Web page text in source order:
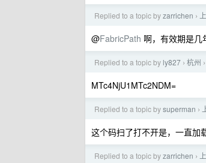
Replied to a topic byzarrichen ›
@FabricPath 啊，有效期是
Replied to a topic by ly827 › 杭州 ›
MTc4NjU1MTc2NDM=
Replied to a topic bysuperman ›
这个码扫了打不开是，一直加
Replied to a topic byzarrichen ›